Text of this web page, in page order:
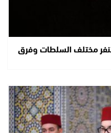
مختلف السلطات وفرق